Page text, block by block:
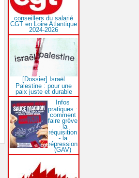
conseillers du salarié
CGT en Loire Atlantique
2024-2026
[Dossier] Israël
Palestine : pour une
paix juste et durable
Infos
pratiques :
comment
faire grève
- la
réquisition
- la
répression
(GAV)